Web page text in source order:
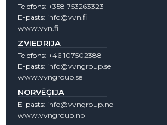
Telefons: +358 753263323
E-pasts: info@vvn.fi
www.vvn.fi
ZVIEDRIJA
Telefons: +46 107502388
E-pasts: info@vvngroup.se
www.vvngroup.se
NORVĒĢIJA
E-pasts: info@vvngroup.no
www.vvngroup.no